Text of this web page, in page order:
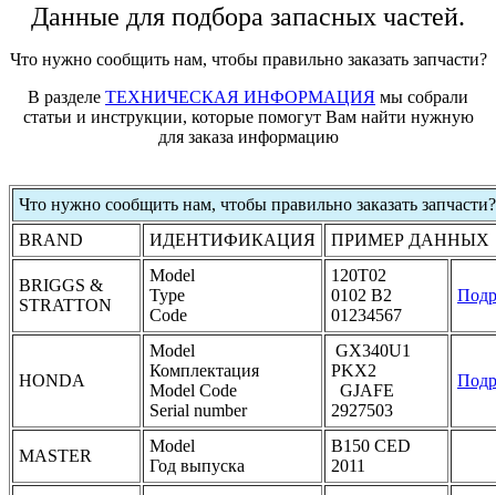
Данные для подбора запасных частей.
Что нужно сообщить нам, чтобы правильно заказать запчасти?
В разделе ТЕХНИЧЕСКАЯ ИНФОРМАЦИЯ мы собрали
статьи и инструкции, которые помогут Вам найти нужную
для заказа информацию
Что нужно сообщить нам, чтобы правильно заказать запчасти?
BRAND
ИДЕНТИФИКАЦИЯ ПРИМЕР ДАННЫХ
BRIGGS &
STRATTON
Model
Type
Code
120T02
0102 B2
01234567
HONDA
Model
Комплектация
Model Code
Serial number
GX340U1
PKX2
GJAFE
2927503
MASTER
Model
Год выпуска
B150 CED
2011